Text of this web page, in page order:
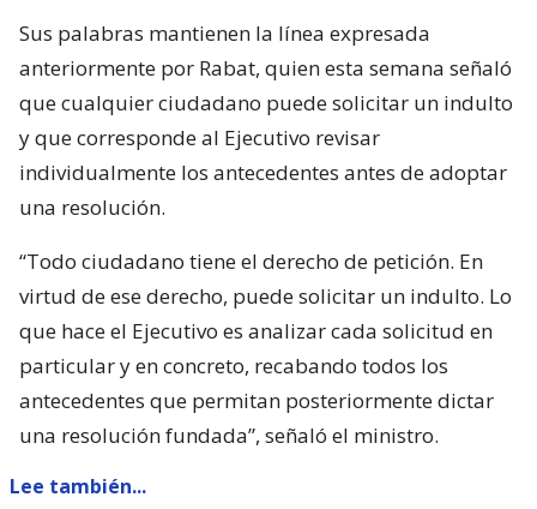
Sus palabras mantienen la línea expresada
anteriormente por Rabat, quien esta semana señaló
que cualquier ciudadano puede solicitar un indulto
y que corresponde al Ejecutivo revisar
individualmente los antecedentes antes de adoptar
una resolución.
“Todo ciudadano tiene el derecho de petición. En
virtud de ese derecho, puede solicitar un indulto. Lo
que hace el Ejecutivo es analizar cada solicitud en
particular y en concreto, recabando todos los
antecedentes que permitan posteriormente dictar
una resolución fundada”, señaló el ministro.
Lee también...